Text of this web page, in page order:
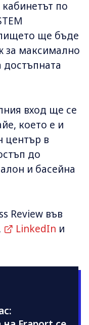
по
ще бъде
за максимално
вход ще се
което е и
център в
до
и басейна
Review във
LinkedIn и